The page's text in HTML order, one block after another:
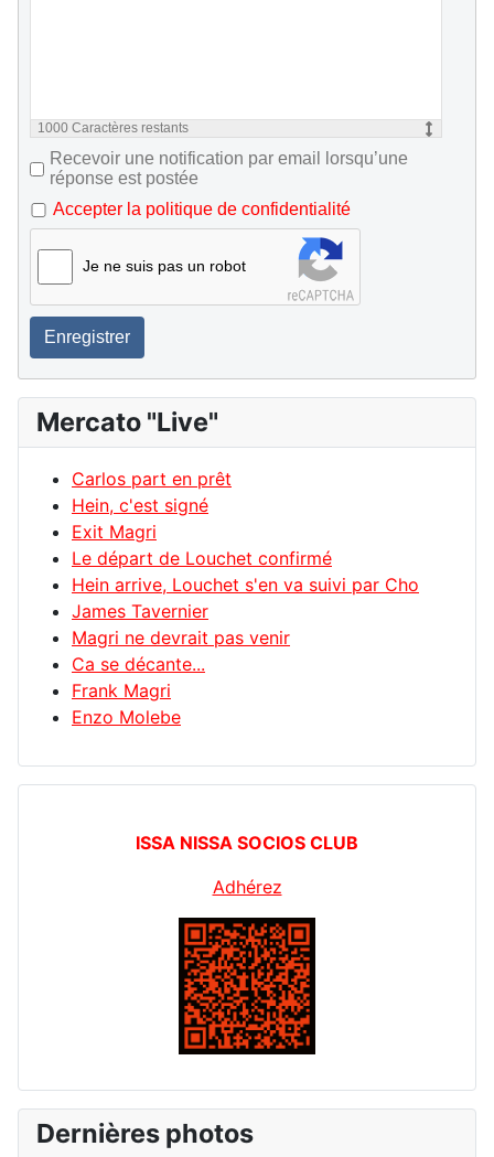
1000 Caractères restants
Recevoir une notification par email lorsqu’une
réponse est postée
Accepter la politique de confidentialité
Je ne suis pas un robot
Enregistrer
Mercato "Live"
Carlos part en prêt
Hein, c'est signé
Exit Magri
Le départ de Louchet confirmé
Hein arrive, Louchet s'en va suivi par Cho
James Tavernier
Magri ne devrait pas venir
Ca se décante...
Frank Magri
Enzo Molebe
ISSA NISSA SOCIOS CLUB
Adhérez
Dernières photos